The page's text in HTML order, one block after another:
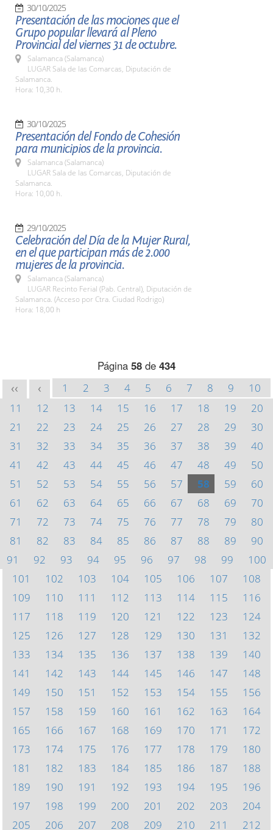
30/10/2025
Presentación de las mociones que el
Grupo popular llevará al Pleno
Provincial del viernes 31 de octubre.
Salamanca (Salamanca)
LUGAR Sala de las Comarcas, Diputación de
Salamanca.
Hora: 10,30 h.
30/10/2025
Presentación del Fondo de Cohesión
para municipios de la provincia.
Salamanca (Salamanca)
LUGAR Sala de las Comarcas, Diputación de
Salamanca.
Hora: 10,00 h.
29/10/2025
Celebración del Día de la Mujer Rural,
en el que participan más de 2.000
mujeres de la provincia.
Salamanca (Salamanca)
LUGAR Recinto Ferial (Pab. Central), Diputación de
Salamanca. (Acceso por Ctra. Ciudad Rodrigo)
Hora: 18,00 h
Página 58 de 434
<< < 1 2 3 4 5 6 7 8 9
10
11
12 13 14 15 16 17 18 19
20
21
22 23 24 25 26 27 28 29
30
31
32 33 34 35 36 37 38 39
40
41
42 43 44 45 46 47 48 49
50
51
52 53 54 55 56 57 58 59
60
61
62 63 64 65 66 67 68 69
70
71
72 73 74 75 76 77 78 79
80
81
82 83 84 85 86 87 88 89
90
91
92 93 94 95 96 97 98 99
100
101
102 103 104 105 106 107
108
109
110 111 112 113 114 115
116
117
118 119 120 121 122 123
124
125
126 127 128 129 130 131
132
133
134 135 136 137 138 139
140
141
142 143 144 145 146 147
148
149
150 151 152 153 154 155
156
157
158 159 160 161 162 163
164
165
166 167 168 169 170 171
172
173
174 175 176 177 178 179
180
181
182 183 184 185 186 187
188
189
190 191 192 193 194 195
196
197
198 199 200 201 202 203
204
205
206 207 208 209 210 211 212